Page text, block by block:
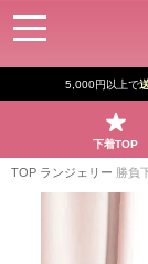
5,000円以上で
下着TOP
TOP ランジェリー 勝負